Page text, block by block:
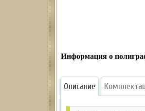
Информация о
Описание